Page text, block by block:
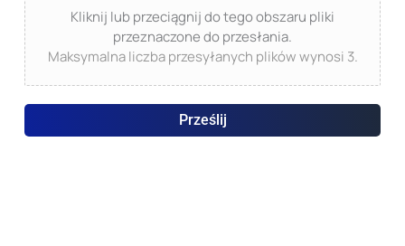
Kliknij lub przeciągnij do tego obszaru pliki
przeznaczone do przesłania.
Maksymalna liczba przesyłanych plików wynosi 3.
Prześlij